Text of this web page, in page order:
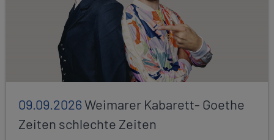
09.09.2026Weimarer Kabarett- Goethe
Zeiten schlechte Zeiten